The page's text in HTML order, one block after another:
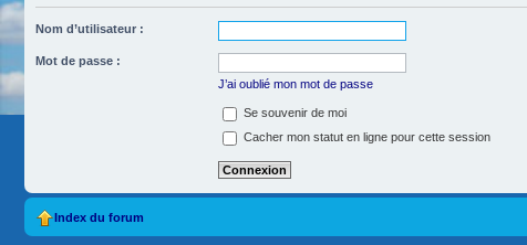
Nom d’utilisateur :
Mot de passe :
J’ai oublié mon mot de passe
Se souvenir de moi
Cacher mon statut en ligne pour cette session
Index du forum